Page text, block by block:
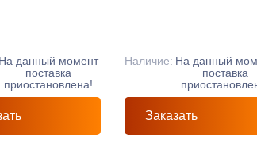
На данный момент
поставка
приостановлена!
Наличие: На данный
поставка
Заказать